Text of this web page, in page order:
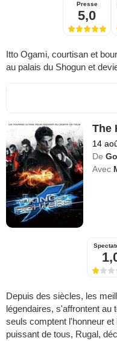
Presse
5,0
Itto Ogami, courtisan et
au palais du Shogun et
The
14
De
Avec
Depuis des siècles, les
légendaires, s'affrontent au
seuls comptent l'honneur
puissant de tous, Rugal,